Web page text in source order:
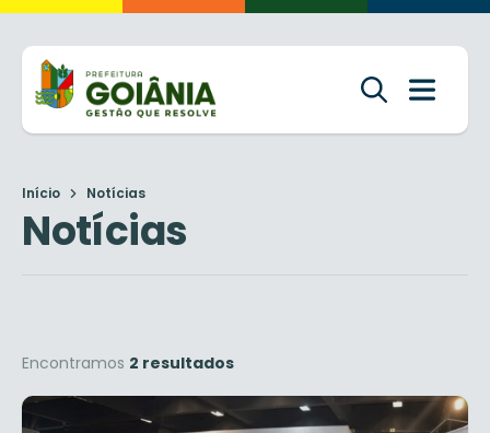
Início Notícias
Notícias
Encontramos 2 resultados